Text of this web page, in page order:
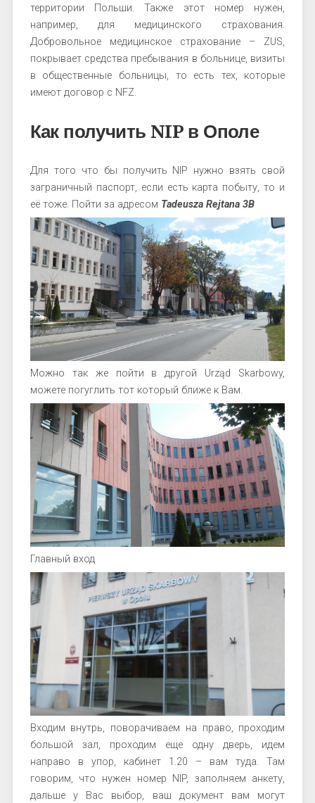
территории Польши. Также этот номер нужен,
например, для медицинского страхования.
Добровольное медицинское страхование – ZUS,
покрывает средства пребывания в больнице, визиты
в общественные больницы, то есть тех, которые
имеют договор с NFZ.
Как получить NIP в Ополе
Для того что бы получить NIP нужно взять свой
заграничный паспорт, если есть карта побыту, то и
её тоже. Пойти за адресом Tadeusza Rejtana 3B
Можно так же пойти в другой Urząd Skarbowy,
можете погуглить тот который ближе к Вам.
Главный вход
Входим внутрь, поворачиваем на право, проходим
большой зал, проходим еще одну дверь, идем
направо в упор, кабинет 1.20 – вам туда. Там
говорим, что нужен номер NIP, заполняем анкету,
дальше у Вас выбор, ваш документ вам могут